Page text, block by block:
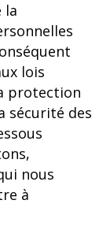
la
lois
protection
sécurité des
nous
à